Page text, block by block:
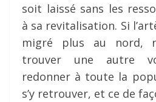
soit laissé sans les
à sa revitalisation. Si
migré plus au nord,
trouver une autre
redonner à toute la
s’y retrouver, et ce de